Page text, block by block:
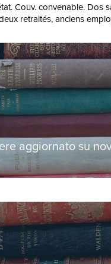
Couv. convenable.
retraités, anciens
aggiornato su